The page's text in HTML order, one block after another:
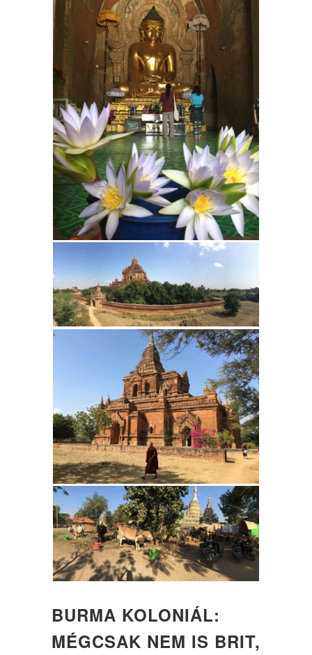
BURMA KOLONIÁL:
MÉGCSAK NEM IS BRIT,